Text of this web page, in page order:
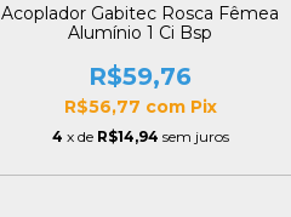
Acoplador Gabitec Rosca Fêmea
Alumínio 1 Ci Bsp
R$59,76
R$56,77 com Pix
4 x de R$14,94 sem juros